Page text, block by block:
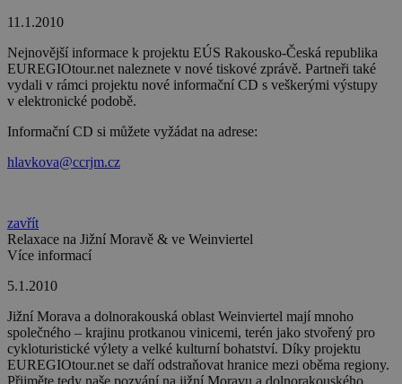
11.1.2010
Nejnovější informace k projektu EÚS Rakousko-Česká republika
EUREGIOtour.net naleznete v nové tiskové zprávě. Partneři také
vydali v rámci projektu nové informační CD s veškerými výstupy
v elektronické podobě.
Informační CD si můžete vyžádat na adrese:
hlavkova@ccrjm.cz
zavřít
Relaxace na Jižní Moravě & ve Weinviertel
Více informací
5.1.2010
Jižní Morava a dolnorakouská oblast Weinviertel mají mnoho
společného – krajinu protkanou vinicemi, terén jako stvořený pro
cykloturistické výlety a velké kulturní bohatství. Díky projektu
EUREGIOtour.net se daří odstraňovat hranice mezi oběma regiony.
Přijměte tedy naše pozvání na jižní Moravu a dolnorakouského